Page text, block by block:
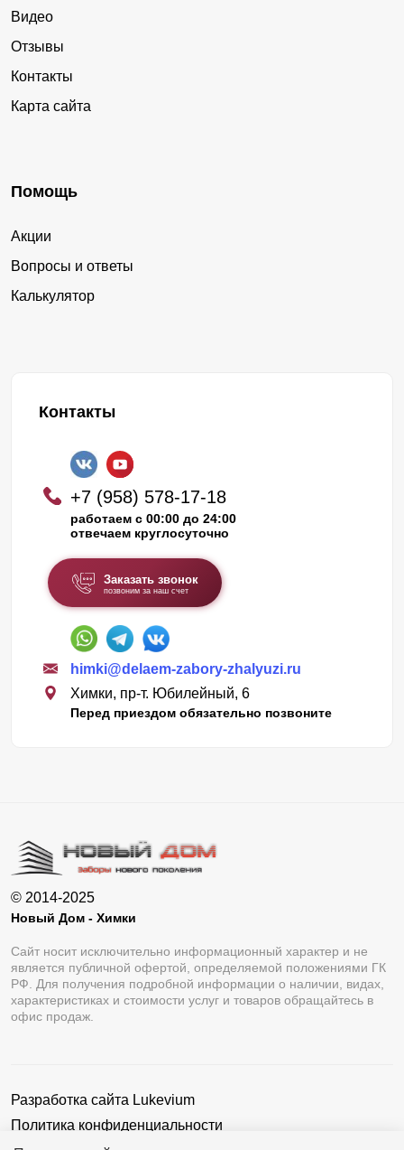
Видео
Отзывы
Контакты
Карта сайта
Помощь
Акции
Вопросы и ответы
Калькулятор
Контакты
+7 (958) 578-17-18
работаем с 00:00 до 24:00
отвечаем круглосуточно
Заказать звонок
позвоним за наш счет
himki@delaem-zabory-zhalyuzi.ru
Химки, пр-т. Юбилейный, 6
Перед приездом обязательно позвоните
© 2014-2025
Новый Дом - Химки
Сайт носит исключительно информационный характер и не
является публичной офертой, определяемой положениями ГК
РФ. Для получения подробной информации о наличии, видах,
характеристиках и стоимости услуг и товаров обращайтесь в
офис продаж.
Разработка сайта Lukevium
Политика конфиденциальности
Пользовательское соглашение